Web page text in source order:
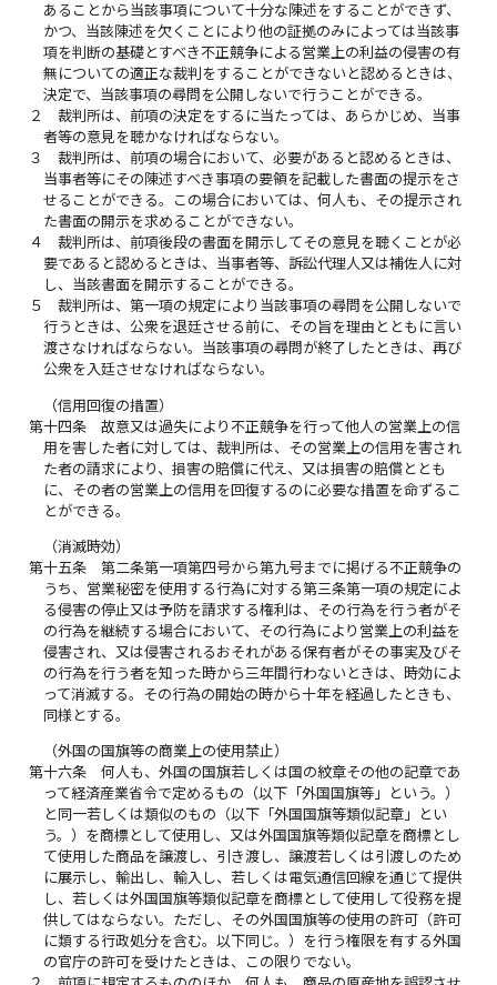
あることから当該事項について十分な陳述をすることができず、
かつ、当該陳述を欠くことにより他の証拠のみによっては当該事
項を判断の基礎とすべき不正競争による営業上の利益の侵害の有
無についての適正な裁判をすることができないと認めるときは、
決定で、当該事項の尋問を公開しないで行うことができる。
２
裁判所は、前項の決定をするに当たっては、あらかじめ、当事
者等の意見を聴かなければならない。
３
裁判所は、前項の場合において、必要があると認めるときは、
当事者等にその陳述すべき事項の要領を記載した書面の提示をさ
せることができる。この場合においては、何人も、その提示され
た書面の開示を求めることができない。
４
裁判所は、前項後段の書面を開示してその意見を聴くことが必
要であると認めるときは、当事者等、訴訟代理人又は補佐人に対
し、当該書面を開示することができる。
５
裁判所は、第一項の規定により当該事項の尋問を公開しないで
行うときは、公衆を退廷させる前に、その旨を理由とともに言い
渡さなければならない。当該事項の尋問が終了したときは、再び
公衆を入廷させなければならない。
（信用回復の措置）
第十四条
故意又は過失により不正競争を行って他人の営業上の信
用を害した者に対しては、裁判所は、その営業上の信用を害され
た者の請求により、損害の賠償に代え、又は損害の賠償ととも
に、その者の営業上の信用を回復するのに必要な措置を命ずるこ
とができる。
（消滅時効）
第十五条
第二条第一項第四号から第九号までに掲げる不正競争の
うち、営業秘密を使用する行為に対する第三条第一項の規定によ
る侵害の停止又は予防を請求する権利は、その行為を行う者がそ
の行為を継続する場合において、その行為により営業上の利益を
侵害され、又は侵害されるおそれがある保有者がその事実及びそ
の行為を行う者を知った時から三年間行わないときは、時効によ
って消滅する。その行為の開始の時から十年を経過したときも、
同様とする。
（外国の国旗等の商業上の使用禁止）
第十六条
何人も、外国の国旗若しくは国の紋章その他の記章であ
って経済産業省令で定めるもの（以下「外国国旗等」という。）
と同一若しくは類似のもの（以下「外国国旗等類似記章」とい
う。）を商標として使用し、又は外国国旗等類似記章を商標とし
て使用した商品を譲渡し、引き渡し、譲渡若しくは引渡しのため
に展示し、輸出し、輸入し、若しくは電気通信回線を通じて提供
し、若しくは外国国旗等類似記章を商標として使用して役務を提
供してはならない。ただし、その外国国旗等の使用の許可（許可
に類する行政処分を含む。以下同じ。）を行う権限を有する外国
の官庁の許可を受けたときは、この限りでない。